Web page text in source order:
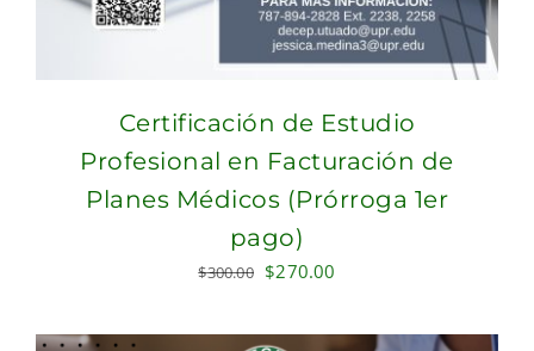
Certificación de Estudio
Profesional en Facturación de
Planes Médicos (Prórroga 1er
pago)
$300.00 Original
was:
$270.00
is: